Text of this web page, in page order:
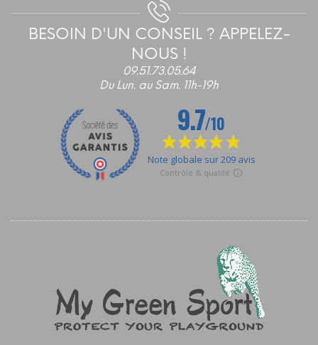
BESOIN D'UN CONSEIL ? APPELEZ-
NOUS !
09.51.73.05.64
Du Lun. au Sam. 11h-19h